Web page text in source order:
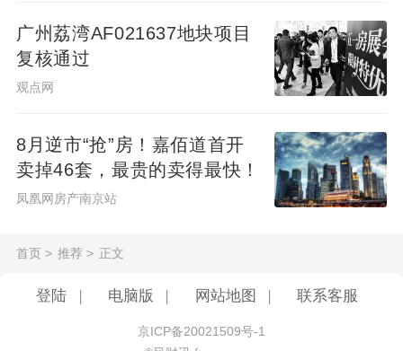
广州荔湾AF021637地块项目
复核通过
观点网
8月逆市“抢”房！嘉佰道首开
卖掉46套，最贵的卖得最快！
凤凰网房产南京站
首页 > 推荐 > 正文
登陆 | 电脑版 | 网站地图 | 联系客服
京ICP备20021509号-1